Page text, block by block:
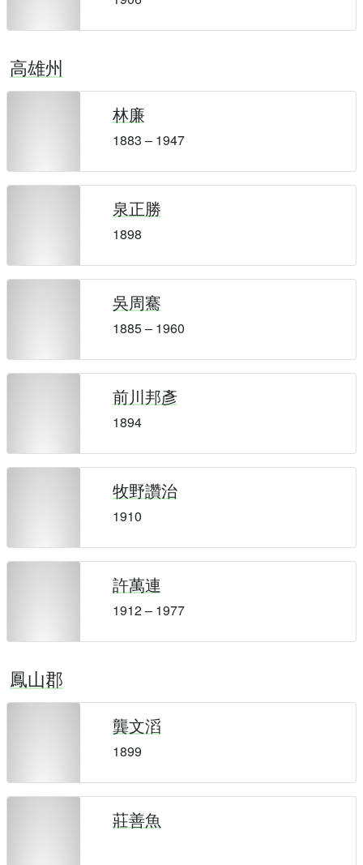
高雄州
林廉
1883 – 1947
泉正勝
1898
吳周騫
1885 – 1960
前川邦彥
1894
牧野讚治
1910
許萬連
1912 – 1977
鳳山郡
龔文滔
1899
莊善魚